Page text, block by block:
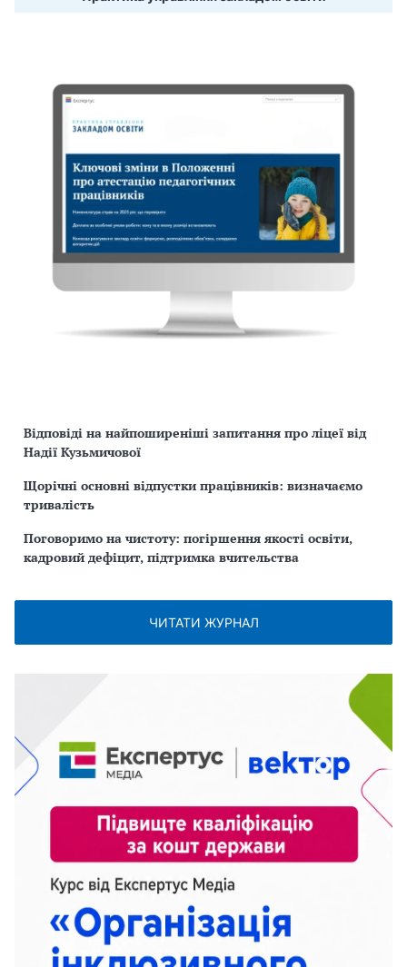
Відповіді на найпоширеніші запитання про ліцеї від
Надії Кузьмичової
Щорічні основні відпустки працівників: визначаємо
тривалість
Поговоримо на чистоту: погіршення якості освіти,
кадровий дефіцит, підтримка вчительства
ЧИТАТИ ЖУРНАЛ